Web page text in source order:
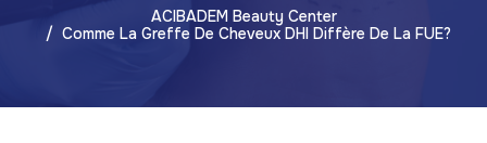
ACIBADEM Beauty Center
Comme La Greffe De Cheveux DHI Diffère De La FUE?